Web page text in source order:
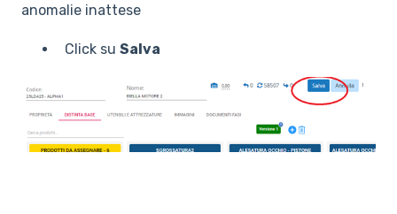
anomalie inattese
Click su Salva